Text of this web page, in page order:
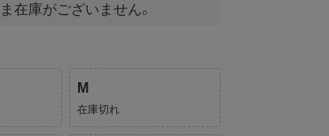
在庫がございません。
M
在庫切れ